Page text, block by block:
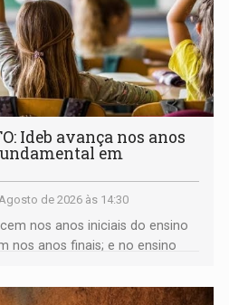
Ideb avança nos anos
em
de 2026 às 14:30
nos anos iniciais do ensino
nos anos finais; e no ensino